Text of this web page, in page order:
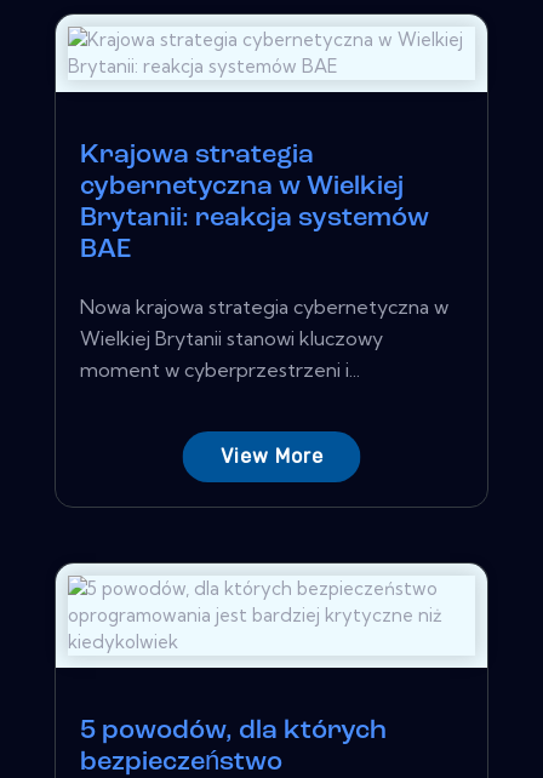
Krajowa strategia
cybernetyczna w Wielkiej
Brytanii: reakcja systemów
BAE
Nowa krajowa strategia cybernetyczna w
Wielkiej Brytanii stanowi kluczowy
moment w cyberprzestrzeni i...
View More
5 powodów, dla których
bezpieczeństwo